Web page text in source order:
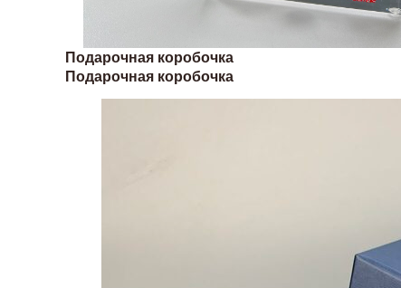
Подарочная коробочка
Подарочная коробочка